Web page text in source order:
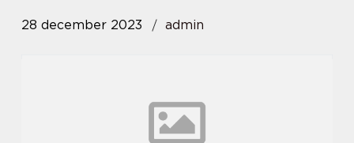
28 december 2023 admin